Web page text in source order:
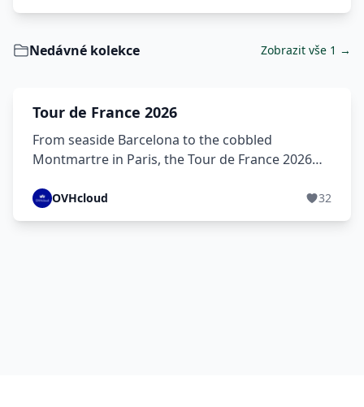
Nedávné kolekce Zobrazit vše 1 →
Tour de France 2026
From seaside Barcelona to the cobbled
Montmartre in Paris, the Tour de France 2026
Vosges and the Alps across 21 stages. Ride the
route section by section, check the stage
OVHcloud 32